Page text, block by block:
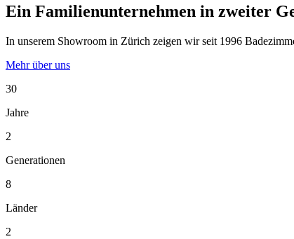
Ein Familienunternehmen in zweiter
In unserem Showroom in Zürich zeigen wir seit 1996
Mehr über uns
30
Jahre
2
Generationen
8
Länder
2